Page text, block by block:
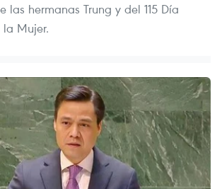
las hermanas Trung y del 115 Día
Mujer.